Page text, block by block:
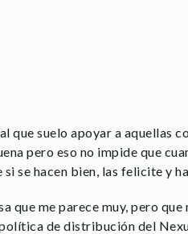
que suelo apoyar a aquellas
pero eso no impide que
se hacen bien, las felicite y
que me parece muy, pero
de distribución del